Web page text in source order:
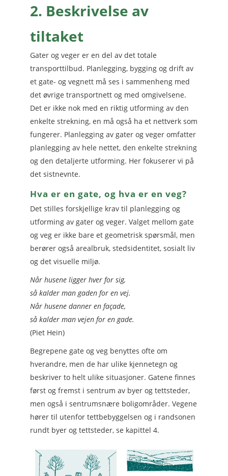
2. Beskrivelse av
tiltaket
Gater og veger er en del av det totale
transporttilbud. Planlegging, bygging og drift av
et gate- og vegnett må ses i sammenheng med
det øvrige transportnett og med omgivelsene.
Det er ikke nok med en riktig utforming av den
enkelte strekning, en må også ha et nettverk som
fungerer. Planlegging av gater og veger omfatter
planlegging av hele nettet, den enkelte strekning
og den detaljerte utforming. Her fokuserer vi på
det sistnevnte.
Hva er en gate, og hva er en veg?
Det stilles forskjellige krav til planlegging og
utforming av gater og veger. Valget mellom gate
og veg er ikke bare et geometrisk spørsmål, men
berører også arealbruk, stedsidentitet, sosialt liv
og det visuelle miljø.
Når husene ligger hver for sig,
så kalder man gaden for en vej.
Når husene danner en façade,
så kalder man vejen for en gade.
(Piet Hein)
Begrepene gate og veg benyttes ofte om
hverandre, men de har ulike kjennetegn og
beskriver to helt ulike situasjoner. Gatene finnes
først og fremst i sentrum av byer og tettsteder,
men også i sentrumsnære boligområder. Vegene
hører til utenfor tettbebyggelsen og i randsonen
rundt byer og tettsteder, se kapittel 4.